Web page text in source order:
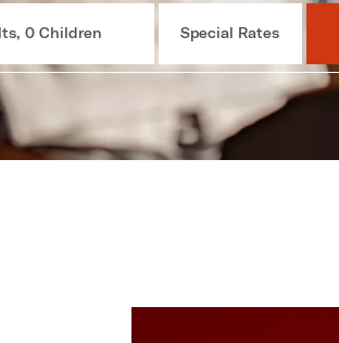
0 Children Special Rates